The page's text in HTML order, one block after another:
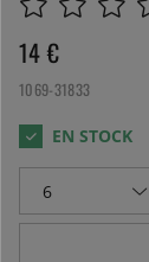
14 €
1069-31833